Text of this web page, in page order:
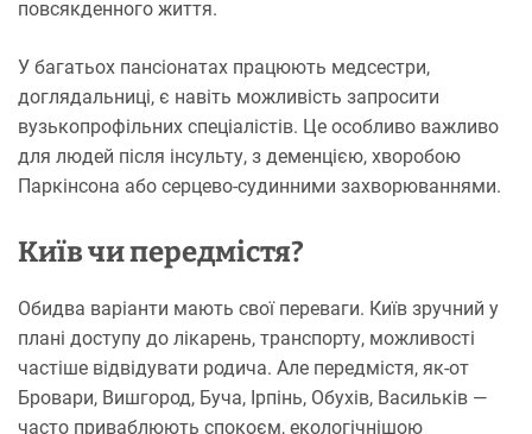
повсякденного життя.
У багатьох пансіонатах працюють медсестри,
доглядальниці, є навіть можливість запросити
вузькопрофільних спеціалістів. Це особливо важливо
для людей після інсульту, з деменцією, хворобою
Паркінсона або серцево-судинними захворюваннями.
Київ чи передмістя?
Обидва варіанти мають свої переваги. Київ зручний у
плані доступу до лікарень, транспорту, можливості
частіше відвідувати родича. Але передмістя, як-от
Бровари, Вишгород, Буча, Ірпінь, Обухів, Васильків —
часто приваблюють спокоєм, екологічнішою